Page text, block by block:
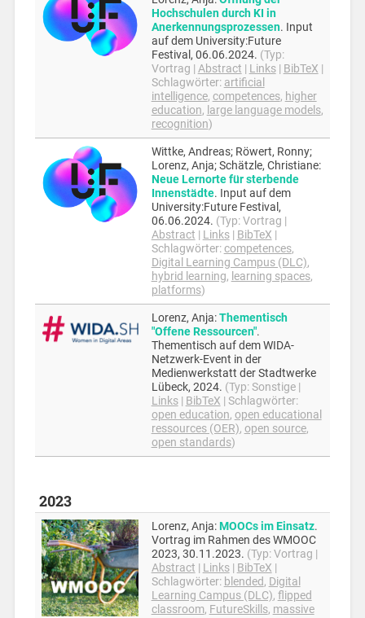
Hochschulen durch KI in
Anerkennungsprozessen. Input
auf dem University:Future
Festival, 06.06.2024. (Typ:
Vortrag | Abstract | Links| BibTeX |
Schlagwörter: artificial
intelligence, competences, higher
education, large language models,
recognition)
Wittke, Andreas; Röwert, Ronny;
Lorenz, Anja; Schätzle, Christiane:
Neue Lernorte für sterbende
Innenstädte. Input auf dem
University:Future Festival,
06.06.2024. (Typ:Vortrag |
Abstract | Links| BibTeX |
Schlagwörter:competences,
Digital Learning Campus (DLC),
hybrid learning, learning spaces,
platforms)
Lorenz, Anja:Thementisch
"Offene Ressourcen".
Thementisch auf dem WIDA-
Netzwerk-Event in der
Medienwerkstatt der Stadtwerke
Lübeck, 2024. (Typ:Sonstige|
Links| BibTeX | Schlagwörter:
open education, open educational
ressources (OER), open source,
open standards)
2023
Lorenz, Anja:MOOCs im Einsatz.
Vortrag im Rahmen des WMOOC
2023, 30.11.2023. (Typ:Vortrag |
Abstract | Links| BibTeX |
Schlagwörter: blended, Digital
Learning Campus (DLC), flipped
classroom, FutureSkills, massive